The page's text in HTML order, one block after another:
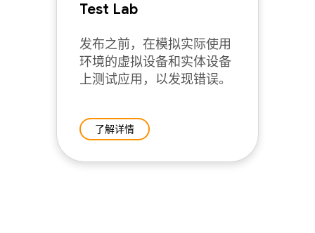
Test Lab
发布之前，在模拟实际使用
环境的虚拟设备和实体设备
上测试应用，以发现错误。
了解详情